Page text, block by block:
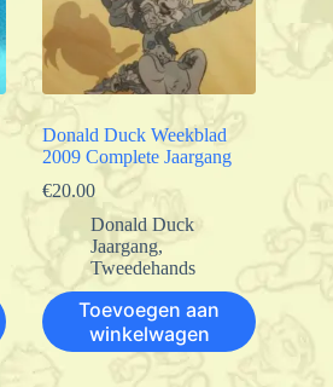
Donald Duck Weekblad
2009 Complete Jaargang
€20.00
Donald Duck
Jaargang,
Tweedehands
Toevoegen aan
winkelwagen